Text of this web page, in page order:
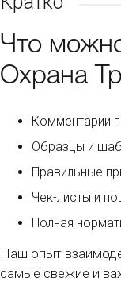
Что
Охрана
Комментарии
Образцы и
Правильные
Чек-листы и
Полная
Наш опыт
самые свежие и